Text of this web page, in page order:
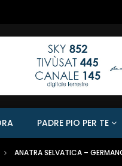
PADRE PIO PER TE
ANATRA SELVATICA –